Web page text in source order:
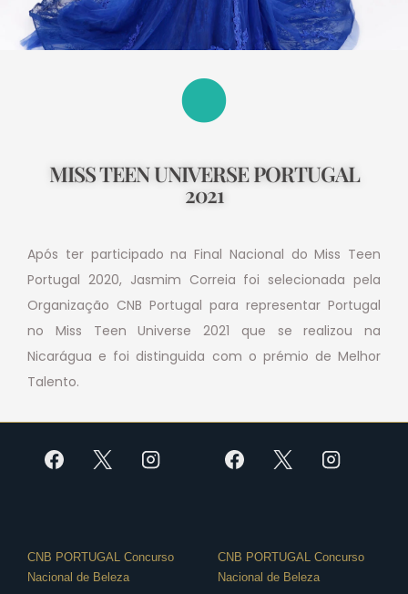
MISS TEEN UNIVERSE PORTUGAL
2021
Após ter participado na Final Nacional do Miss Teen
Portugal 2020, Jasmim Correia foi selecionada pela
Organização CNB Portugal para representar Portugal
no Miss Teen Universe 2021 que se realizou na
Nicarágua e foi distinguida com o prémio de Melhor
Talento.
CNB PORTUGAL Concurso
Nacional de Beleza
CNB PORTUGAL Concurso
Nacional de Beleza